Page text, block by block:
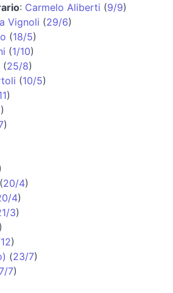
: Carmelo Aliberti (9/9)
Vignoli (29/6)
(18/5)
(1/10)
(25/8)
(10/5)
)
)
)
(20/4)
4)
3)
)
)
(23/7)
7)